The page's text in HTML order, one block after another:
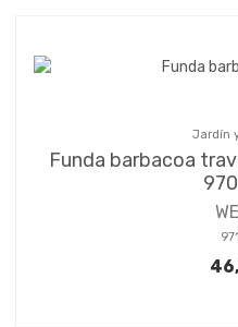
Jardín
Funda barbacoa